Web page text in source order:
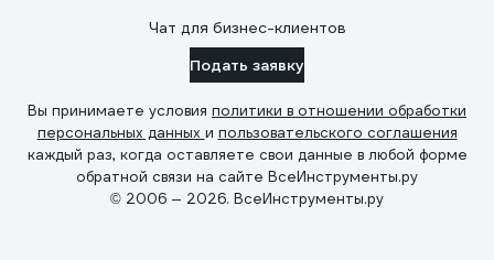
Чат для бизнес-клиентов
Подать заявку
Вы принимаете условия политики в отношении обработки
персональных данных и пользовательского соглашения
каждый раз, когда оставляете свои данные в любой форме
обратной связи на сайте ВсеИнструменты.ру
© 2006 — 2026. ВсеИнструменты.ру